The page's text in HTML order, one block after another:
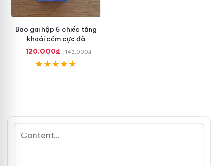
Bao gai hộp 6 chiếc tăng
khoái cảm cực đã
120.000₫
142.000₫